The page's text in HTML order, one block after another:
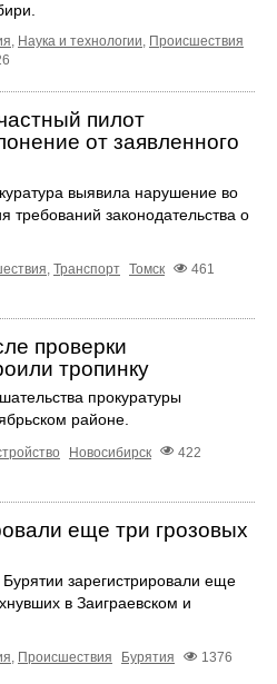
, Наука и технологии, Происшествия
пилот
от заявленного
выявила нарушение во
требований законодательства о
, Транспорт Томск
461
проверки
тропинку
прокуратуры
районе.
Новосибирск
422
еще три грозовых
зарегистрировали еще
в Заиграевском и
Происшествия Бурятия
1376